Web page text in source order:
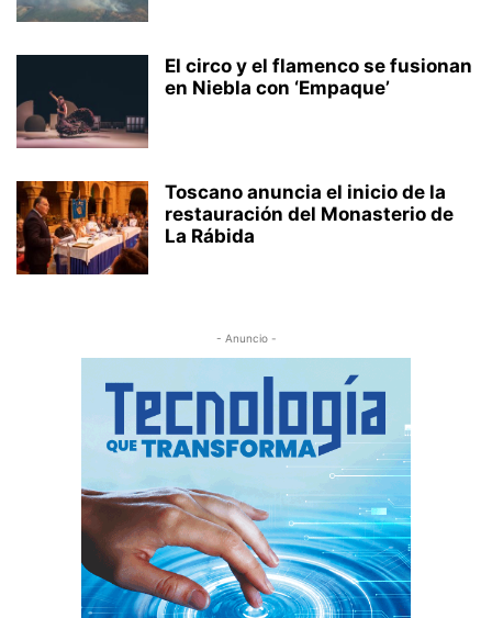
El circo y el flamenco se fusionan
en Niebla con ‘Empaque’
Toscano anuncia el inicio de la
restauración del Monasterio de
La Rábida
- Anuncio -